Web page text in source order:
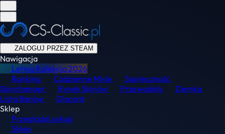
ZALOGUJ PRZEZ STEAM
Nawigacja
Letnia Kolekcja2026
Ranking
Codzienne Misje
Społeczność
Skinchanger
Rynek Skinów Przewodnik
Demka
Lista Banów
Discord
Sklep
Przeglądaj usługi
Sklep